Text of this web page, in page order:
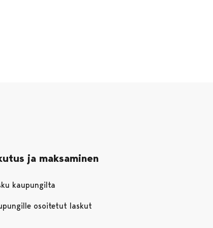
ja maksaminen
kaupungilta
osoitetut laskut